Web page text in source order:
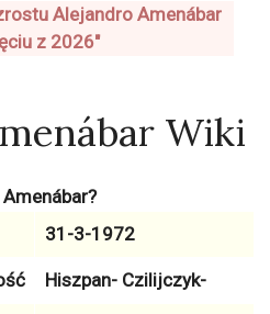
Wiki
31-3-1972
Hiszpan- Czilijczyk-